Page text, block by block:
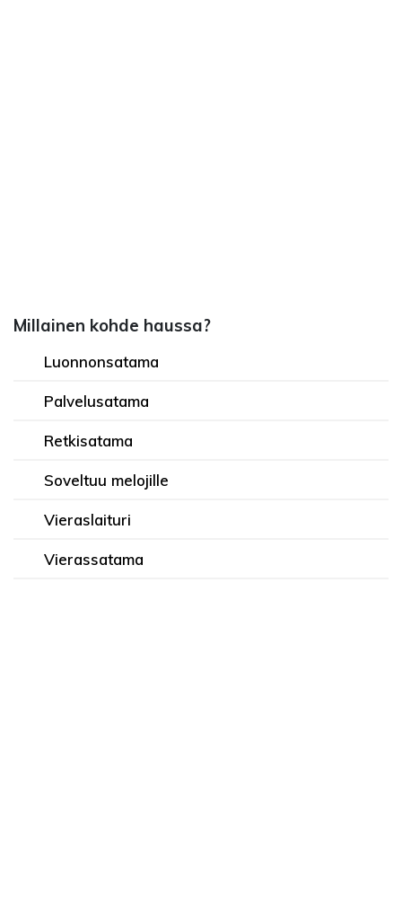
Millainen kohde haussa?
Luonnonsatama
Palvelusatama
Retkisatama
Soveltuu melojille
Vieraslaituri
Vierassatama